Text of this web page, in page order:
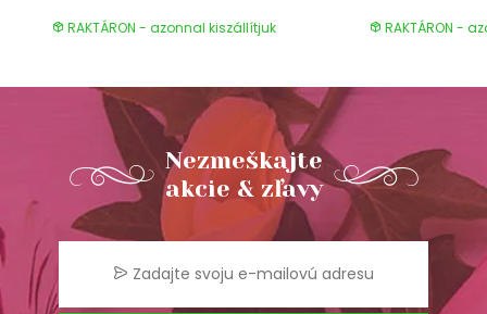
RAKTÁRON - azonnal kiszállítjuk RAKTÁRON -
Nezmeškajte
akcie & zľavy